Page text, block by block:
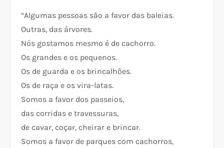
“Algumas pessoas são a favor das baleias.
Outras, das árvores.
Nós gostamos mesmo é de cachorro.
Os grandes e os pequenos.
Os de guarda e os brincalhões.
Os de raça e os vira-latas.
Somos a favor dos passeios,
das corridas e travessuras,
de cavar, coçar, cheirar e brincar.
Somos a favor de parques com cachorros,